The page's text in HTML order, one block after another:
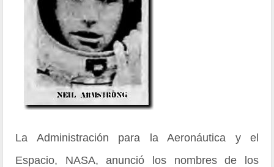
La Administración para la Aeronáutica y el
Espacio, NASA, anunció los nombres de los